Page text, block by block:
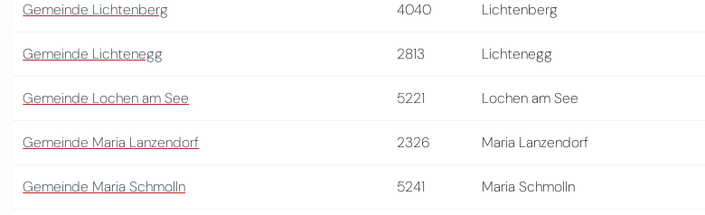
Gemeinde Lichtenberg 4040 Lichtenberg
Gemeinde Lichtenegg 2813 Lichtenegg
Gemeinde Lochen am See 5221 Lochen am See
Gemeinde Maria Lanzendorf 2326 Maria Lanzendorf
Gemeinde Maria Schmolln 5241 Maria Schmolln